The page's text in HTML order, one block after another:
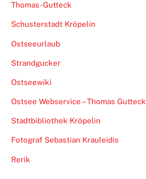
Thomas-Gutteck
Schusterstadt Kröpelin
Ostseeurlaub
Strandgucker
Ostseewiki
Ostsee Webservice – Thomas Gutteck
Stadtbibliothek Kröpelin
Fotograf Sebastian Krauleidis
Rerik